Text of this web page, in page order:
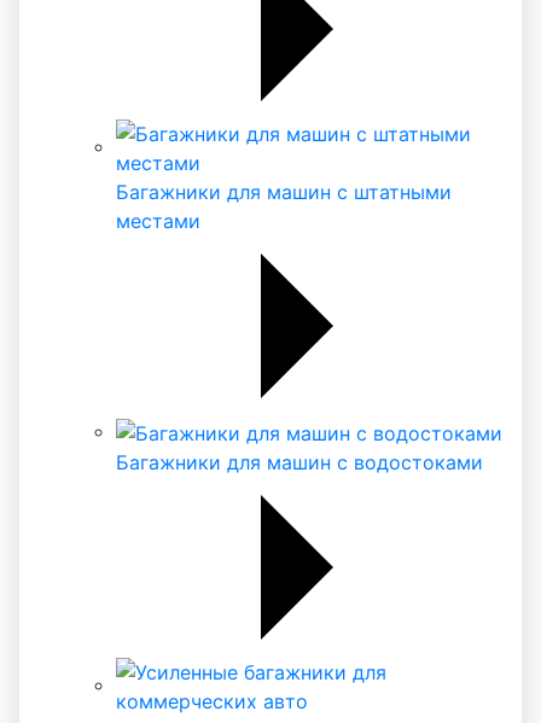
Багажники для машин с штатными
местами
Багажники для машин с водостоками